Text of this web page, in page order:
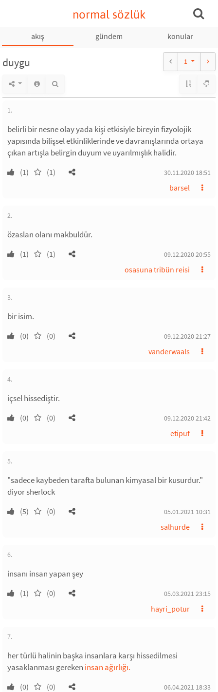
normal sözlük
akış gündem konular
duygu 1
1.
belirli bir nesne olay yada kişi etkisiyle bireyin fizyolojik
yapısında bilişsel etkinliklerinde ve davranışlarında ortaya
çıkan artışla belirgin duyum ve uyarılmışlık halidir.
(1) (1) 30.11.2020 18:51
barsel
2.
özaslan olanı makbuldür.
(1) (1) 09.12.2020 20:55
osasuna tribün reisi
3.
bir isim.
(0) (0) 09.12.2020 21:27
vanderwaals
4.
içsel hissediştir.
(0) (0) 09.12.2020 21:42
etipuf
5.
"sadece kaybeden tarafta bulunan kimyasal bir kusurdur."
diyor sherlock
(5) (0) 05.01.2021 10:31
salhurde
6.
insanı insan yapan şey
(1) (0) 05.03.2021 23:15
hayri_potur
7.
her türlü halinin başka insanlara karşı hissedilmesi
yasaklanması gereken insan ağırlığı.
(0) (0) 06.04.2021 18:33